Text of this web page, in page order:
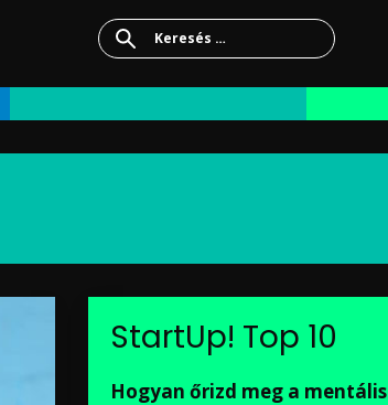
Keresés:
StartUp! Top 10
Hogyan őrizd meg a mentális